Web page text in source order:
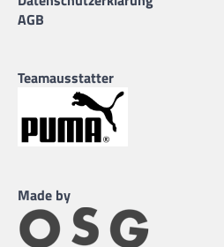
AGB
Teamausstatter
Made by